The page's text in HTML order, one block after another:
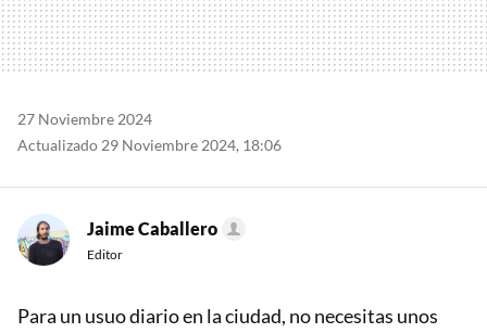
27 Noviembre 2024
Actualizado 29 Noviembre 2024, 18:06
Jaime Caballero
Editor
Para un usuo diario en la ciudad, no necesitas unos